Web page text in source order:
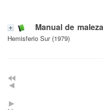
Manual de
Hemisferio Sur (1979)